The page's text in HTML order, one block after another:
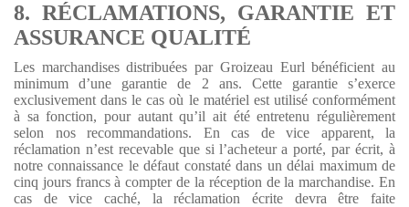
8. RÉCLAMATIONS, GARANTIE ET
ASSURANCE QUALITÉ
Les marchandises distribuées par Groizeau Eurl bénéficient au
minimum d’une garantie de 2 ans. Cette garantie s’exerce
exclusivement dans le cas où le matériel est utilisé conformément
à sa fonction, pour autant qu’il ait été entretenu régulièrement
selon nos recommandations. En cas de vice apparent, la
réclamation n’est recevable que si l’acheteur a porté, par écrit, à
notre connaissance le défaut constaté dans un délai maximum de
cinq jours francs à compter de la réception de la marchandise. En
cas de vice caché, la réclamation écrite devra être faite